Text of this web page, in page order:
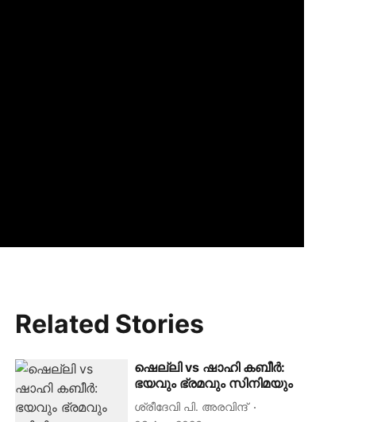
Related Stories
ഷെല്ലി vs ഷാഹി കബീര്‍:
ഭയവും ഭ്രമവും സിനിമയും
ശ്രീദേവി പി. അരവിന്ദ്